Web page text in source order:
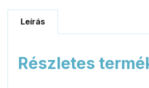
Leírás
Részletes